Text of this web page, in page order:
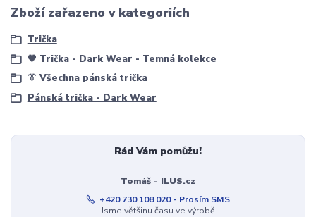
Zboží zařazeno v kategoriích
Trička
🖤 Trička - Dark Wear - Temná kolekce
👔 Všechna pánská trička
Pánská trička - Dark Wear
Rád Vám pomůžu!
Tomáš - ILUS.cz
+420 730 108 020 - Prosím SMS
Jsme většinu času ve výrobě